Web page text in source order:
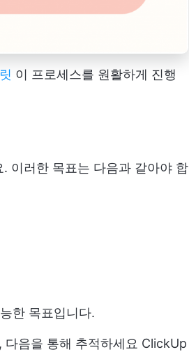
이 프로세스를 원활하게 진행
이러한 목표는 다음과 같아야 합
한 목표입니다.
음을 통해 추적하세요 ClickUp